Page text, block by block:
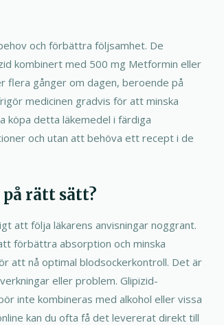
och förbättra följsamhet. De
kombinert med 500 mg Metformin eller
flera gånger om dagen, beroende på
medicinen gradvis för att minska
köpa detta läkemedel i färdiga
och utan att behöva ett recept i de
rätt sätt?
att följa läkarens anvisningar noggrant.
förbättra absorption och minska
att nå optimal blodsockerkontroll. Det är
eller problem. Glipizid-
inte kombineras med alkohol eller vissa
kan du ofta få det levererat direkt till